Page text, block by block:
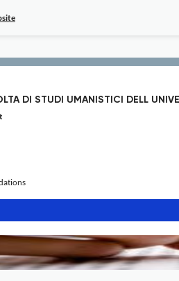
DI STUDI UMANISTICI DELL